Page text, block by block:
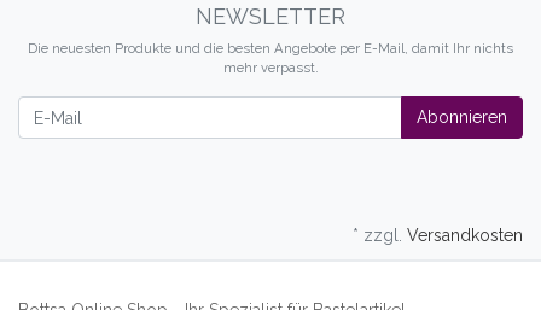
NEWSLETTER
Die neuesten Produkte und die besten Angebote per E-Mail, damit Ihr nichts
mehr verpasst.
Abonnieren
* zzgl. Versandkosten